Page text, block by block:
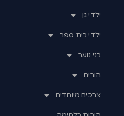
ילדי גן
ילדי בית ספר
בני נוער
הורים
צרכים מיוחדים